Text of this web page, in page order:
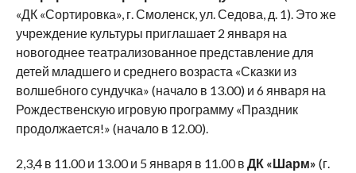
«ДК «Сортировка», г. Смоленск, ул. Седова, д. 1). Это же
учреждение культуры приглашает 2 января на
новогоднее театрализованное представление для
детей младшего и среднего возраста «Сказки из
волшебного сундучка» (начало в 13.00) и 6 января на
Рождественскую игровую программу «Праздник
продолжается!» (начало в 12.00).
2,3,4 в 11.00 и 13.00 и 5 января в 11.00 в ДК «Шарм» (г.